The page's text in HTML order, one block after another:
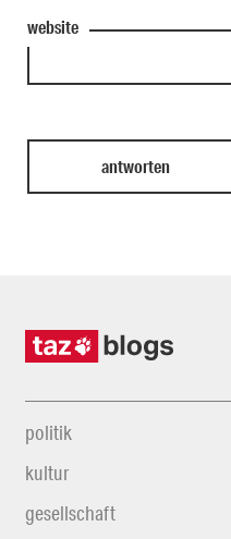
website
politik
kultur
gesellschaft